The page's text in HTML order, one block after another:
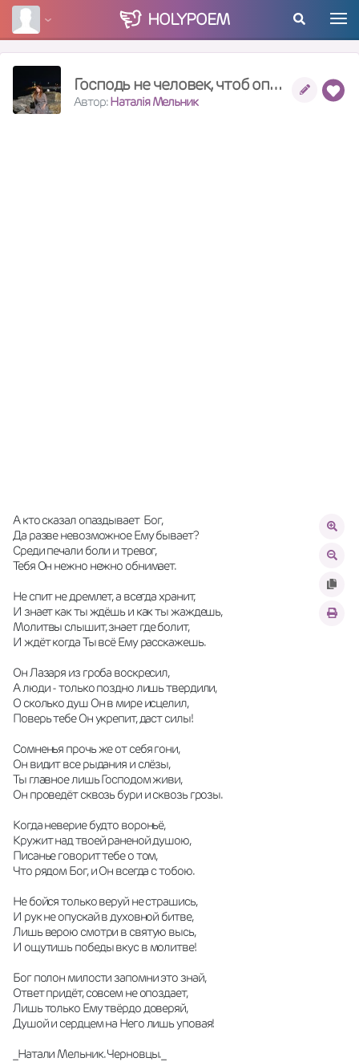
HOLYPOEM
Господь не человек, чтоб опоздать.
Автор:Наталія Мельник
А кто сказал опаздывает  Бог,
Да разве невозможное Ему бывает?
Среди печали боли и тревог,
Тебя Он нежно нежно обнимает.
Не спит не дремлет, а всегда хранит,
И знает как ты ждёшь и как ты жаждешь,
Молитвы слышит, знает где болит,
И ждёт когда Ты всё Ему расскажешь.
Он Лазаря из гроба воскресил,
А люди - только поздно лишь твердили,
О сколько душ Он в мире исцелил,
Поверь тебе Он укрепит, даст силы!
Сомненья прочь же от себя гони,
Он видит все рыдания и слёзы,
Ты главное лишь Господом живи,
Он проведёт сквозь бури и сквозь грозы.
Когда неверие будто вороньё,
Кружит над твоей раненой душою,
Писанье говорит тебе о том,
Что рядом Бог, и Он всегда с тобою.
Не бойся только веруй не страшись,
И рук не опускай в духовной битве,
Лишь верою смотри в святую высь,
И ощутишь победы вкус в молитве!
Бог полон милости запомни это знай,
Ответ придёт, совсем не опоздает,
Лишь только Ему твёрдо доверяй,
Душой и сердцем на Него лишь уповая!
_Натали Мельник. Черновцы._